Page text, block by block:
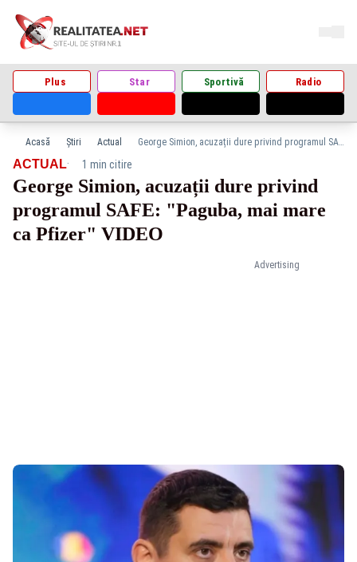
Plus Star Sportivă Radio
Acasă Știri Actual George Simion, acuzații dure privind programul SAFE: "Paguba, mai mare ca Pfizer" VIDEO
Advertising
ACTUAL· 1 min citire
George Simion, acuzații dure privind
programul SAFE: "Paguba, mai mare
ca Pfizer" VIDEO